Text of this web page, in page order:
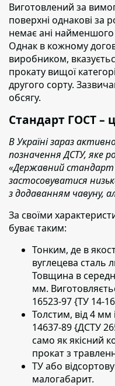
Виготовлений за
поверхні однакові за
немає ані найменшого
Однак в кожному
виробником,
прокату вищої
другого сорту.
обсягу.
Стандарт ГОСТ –
В Україні зараз
позначення ДСТУ, яке
«Державний стандарт
застосовуватися
з додаванням чавуну,
За своїми
буває таким:
Тонким, де в
вуглецева сталь
Товщина в
мм.
16523-97 {ТУ 14-
Толстим, від 4
14637-89 {ДСТУ
само як якісний
прокат з
ТУ або
малогабарит.